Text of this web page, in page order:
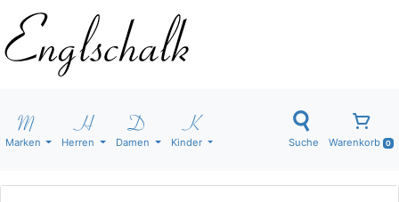
Marken Herren Damen Kinder Suche Warenkorb 0